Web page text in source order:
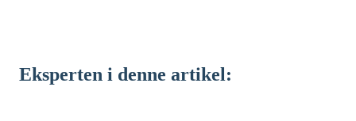
Eksperten i denne artikel: